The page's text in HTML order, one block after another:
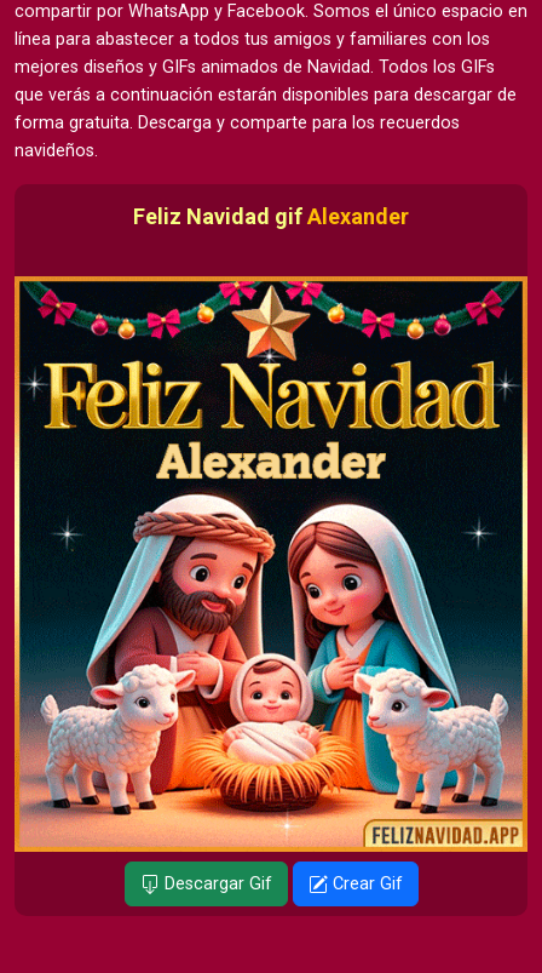
compartir por WhatsApp y Facebook. Somos el único espacio en
línea para abastecer a todos tus amigos y familiares con los
mejores diseños y GIFs animados de Navidad. Todos los GIFs
que verás a continuación estarán disponibles para descargar de
forma gratuita. Descarga y comparte para los recuerdos
navideños.
Feliz Navidad gifAlexander
Descargar Gif Crear Gif